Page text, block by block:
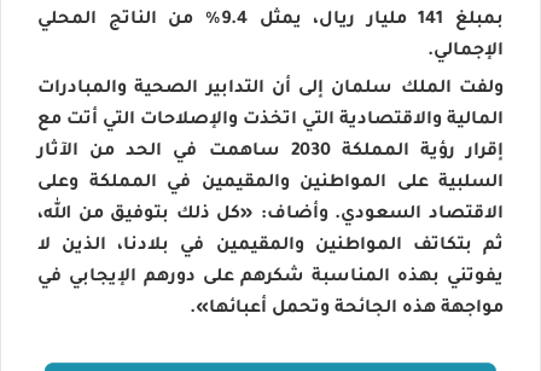
بمبلغ 141 مليار ريال، يمثل 9.4% من الناتج المحلي
الإجمالي.
ولفت الملك سلمان إلى أن التدابير الصحية والمبادرات
المالية والاقتصادية التي اتخذت والإصلاحات التي أتت مع
إقرار رؤية المملكة 2030 ساهمت في الحد من الآثار
السلبية على المواطنين والمقيمين في المملكة وعلى
الاقتصاد السعودي. وأضاف: «كل ذلك بتوفيق من الله،
ثم بتكاتف المواطنين والمقيمين في بلادنا، الذين لا
يفوتني بهذه المناسبة شكرهم على دورهم الإيجابي في
مواجهة هذه الجائحة وتحمل أعبائها».